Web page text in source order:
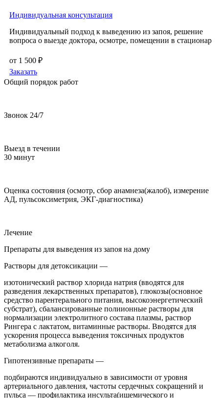
Индивидуальная консультация
Индивидуальный подход к выведению из запоя, решение
вопроса о выезде доктора, осмотре, помещении в стационар
от 1 500 ₽
Заказать
Общий порядок работ
Звонок 24/7
Выезд в течении
30 минут
Оценка состояния (осмотр, сбор анамнеза(жалоб), измерение
АД, пульсоксиметрия, ЭКГ-диагностика)
Лечение
Препараты для выведения из запоя на дому
Растворы для детоксикации —
изотонический раствор хлорида натрия (вводятся для
разведения лекарственных препаратов), глюкозы(основное
средство парентерального питания, высокоэнергетический
субстрат), сбалансированные полиионные растворы для
нормализации электролитного состава плазмы, раствор
Рингера с лактатом, витаминные растворы. Вводятся для
ускорения процесса выведения токсичных продуктов
метаболизма алкоголя.
Гипотензивные препараты —
подбираются индивидуально в зависимости от уровня
артериального давления, частоты сердечных сокращений и
пульса — профилактика инсульта(ишемического и